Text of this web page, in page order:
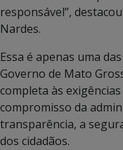
responsável”,
Nardes.
Essa é apenas uma
Governo de Mato
completa às
compromisso da
transparência, a
dos cidadãos.